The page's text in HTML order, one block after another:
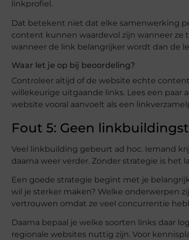
linkprofiel.
Dat betekent niet dat elke samenwerking
content kunnen waardevol zijn wanneer ze
wanneer de link belangrijker wordt dan de
Waar let je op bij beoordeling?
Controleer altijd of de website echte
willekeurige uitgaande links. Lees een paar
website vooral aanvoelt als een
Fout 5: Geen
Veel linkbuilding gebeurt ad hoc. Iemand
daarna weer verder. Zonder strategie is
Een goede strategie begint met je
wil je sterker maken? Welke onderwerpen
vertrouwen omdat ze veel concurrentie
Daarna bepaal je welke soorten links daar
regionale websites nuttig zijn. Voor